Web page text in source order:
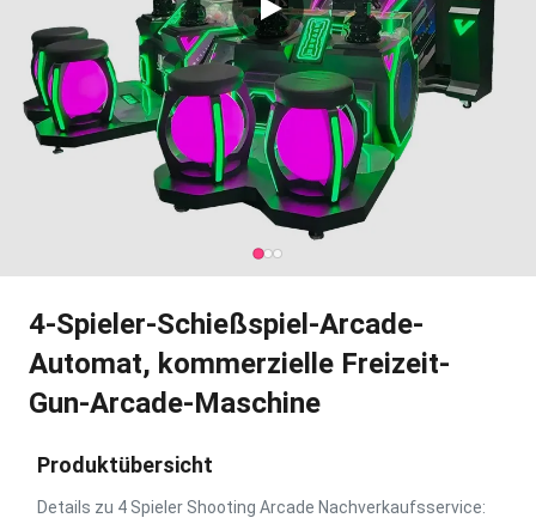
4-Spieler-Schießspiel-Arcade-
Automat, kommerzielle Freizeit-
Gun-Arcade-Maschine
Produktübersicht
Details zu 4 Spieler Shooting Arcade Nachverkaufsservice: